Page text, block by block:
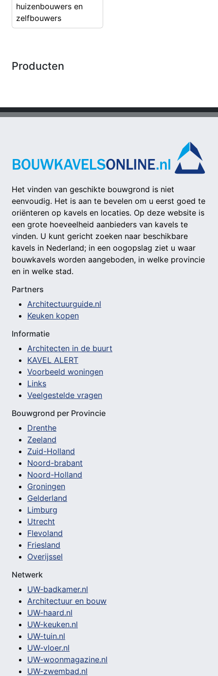
huizenbouwers en
zelfbouwers
Producten
Het vinden van geschikte bouwgrond is niet
eenvoudig. Het is aan te bevelen om u eerst goed te
oriënteren op kavels en locaties. Op deze website is
een grote hoeveelheid aanbieders van kavels te
vinden. U kunt gericht zoeken naar beschikbare
kavels in Nederland; in een oogopslag ziet u waar
bouwkavels worden aangeboden, in welke provincie
en in welke stad.
Partners
Architectuurguide.nl
Keuken kopen
Informatie
Architecten in de buurt
KAVEL ALERT
Voorbeeld woningen
Links
Veelgestelde vragen
Bouwgrond per Provincie
Drenthe
Zeeland
Zuid-Holland
Noord-brabant
Noord-Holland
Groningen
Gelderland
Limburg
Utrecht
Flevoland
Friesland
Overijssel
Netwerk
UW-badkamer.nl
Architectuur en bouw
UW-haard.nl
UW-keuken.nl
UW-tuin.nl
UW-vloer.nl
UW-woonmagazine.nl
UW-zwembad.nl